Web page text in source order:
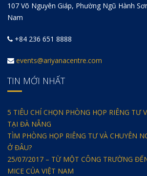
107 Võ Nguyên Giáp, Phường Ngũ Hành
Nam
+84 236 651 8888
events@ariyanacentre.com
TIN MỚI NHẤT
5 TIÊU CHÍ CHỌN PHÒNG HỌP RIÊNG TƯ
TẠI ĐÀ NẴNG
TÌM PHÒNG HỌP RIÊNG TƯ VÀ CHUYÊN
Ở ĐÂU?
25/07/2017 – TỪ MỘT CÔNG TRƯỜNG
MICE CỦA VIỆT NAM